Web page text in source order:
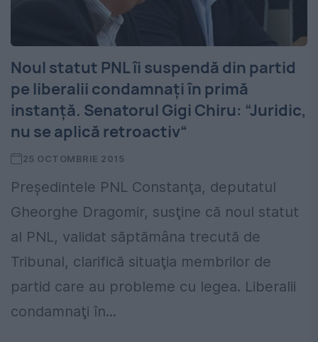
Noul statut PNL îi suspendă din partid
pe liberalii condamnaţi în primă
instanţă. Senatorul Gigi Chiru: “Juridic,
nu se aplică retroactiv“
25 OCTOMBRIE 2015
Preşedintele PNL Constanţa, deputatul
Gheorghe Dragomir, susţine că noul statut
al PNL, validat săptămâna trecută de
Tribunal, clarifică situaţia membrilor de
partid care au probleme cu legea. Liberalii
condamnaţi în...